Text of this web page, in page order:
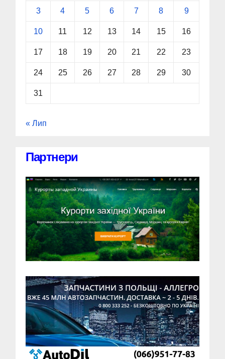
3 4 5 6 7 8 9
10 11 12 13 14 15 16
17 18 19 20 21 22 23
24 25 26 27 28 29 30
31
« Лип
Партнери